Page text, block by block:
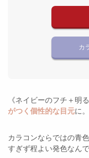
カ
《ネイビーのフチ＋明
がつく個性的な目元に。
カラコンならではの青
すぎず程よい発色なん